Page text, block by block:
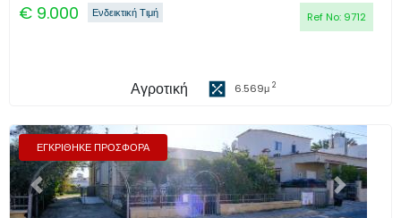
€ 9.000 Ref No: 9712
Ενδεικτική Τιμή
Αγροτική 6.569μ 2
ΕΓΚΡΙΘΗΚΕ ΠΡΟΣΦΟΡΑ
Προηγούμενο Επόμενο